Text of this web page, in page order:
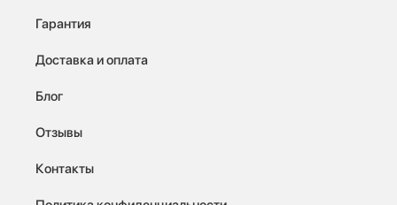
Гарантия
Доставка и оплата
Блог
Отзывы
Контакты